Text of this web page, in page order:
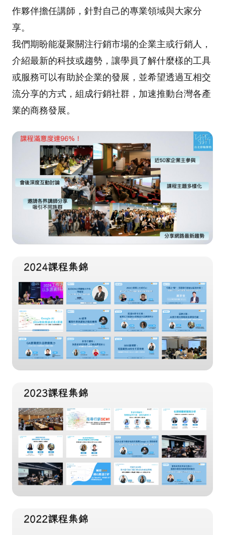
作夥伴擔任講師，針對自己的專業領域與大家分
享。
我們期盼能凝聚關注行銷市場的企業主或行銷人，
介紹最新的科技或趨勢，讓學員了解什麼樣的工具
或服務可以有助於企業的發展，並希望透過互相交
流分享的方式，組成行銷社群，加速推動台灣各產
業的商務發展。